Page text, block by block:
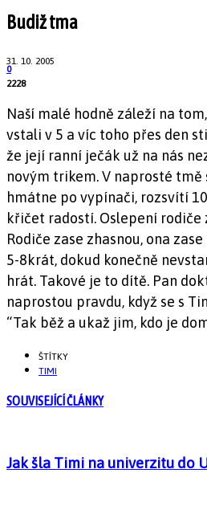
Budiž tma
31. 10. 2005
0
2228
Naší malé hodně záleží na
vstali v 5 a víc toho přes den
že její ranní ječák už na nás
novým trikem. V naprosté tmě
hmátne po vypínači, rozsvítí
křičet radostí. Oslepení rodiče
Rodiče zase zhasnou, ona
5-8krát, dokud konečně
hrát. Takové je to dítě. Pan
naprostou pravdu, když se s
“Tak běž a ukaž jim, kdo je
ŠTÍTKY
TIMI
SOUVISEJÍCÍ ČLÁNKY
Jak šla Timi na univerzitu do